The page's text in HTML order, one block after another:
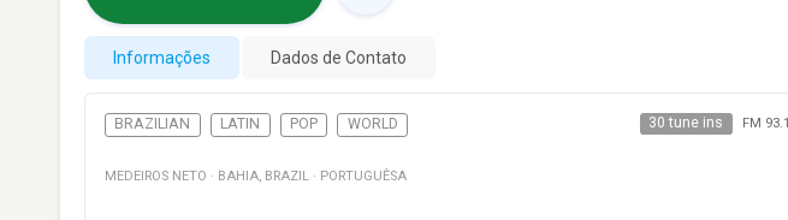
Informações Dados de Contato
BRAZILIAN LATIN POP WORLD 30 tune ins FM 93.1
MEDEIROS NETO · BAHIA, BRAZIL · PORTUGUÊSA